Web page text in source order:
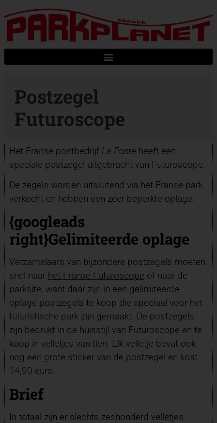
Postzegel
Futuroscope
Het Franse postbedrijf La Poste heeft een
speciale postzegel uitgebracht van Futuroscope.
De zegels worden uitsluitend via het Franse park
verkocht en hebben een zeer beperkte oplage.
{googleads
right}Gelimiteerde oplage
Verzamelaars van bijzondere postzegels moeten
snel naar het Franse Futuroscope of naar de
parksite, want daar zijn in een gelimiteerde
oplage postzegels te koop die speciaal voor het
futuristische park zijn gemaakt. De postzegels
zijn bedrukt in de huisstijl van Futuroscope en te
koop in velletjes van tien. Elk velletje bevat ook
nog een grote sticker van de postzegel en kost
14,90 euro.
Brief
In totaal zijn er slechts zeshonderd velletjes